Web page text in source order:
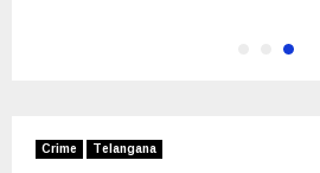
Crime Telangana